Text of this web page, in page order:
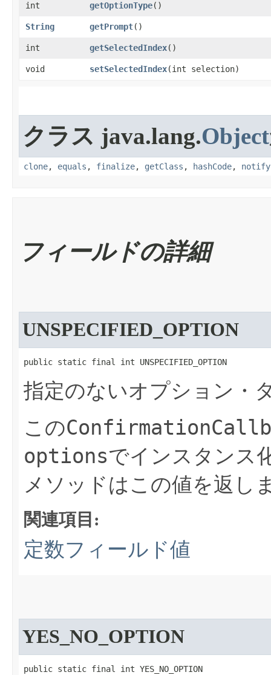
int getOptionType​()
String getPrompt​()
int getSelectedIndex​()
void setSelectedIndex​(int selection)
クラス java.lang.Object
clone, equals , finalize, getClass , hashCode, notify
フィールドの詳細
UNSPECIFIED_OPTION
public static final int UNSPECIFIED_OPTION
指定のないオプション・
この
optionsでインスタンス
メソッドはこの値を返し
関連項目:
定数フィールド値
YES_NO_OPTION
public static final int YES_NO_OPTION